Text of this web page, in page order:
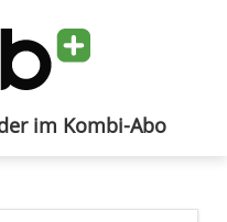
im Kombi-Abo